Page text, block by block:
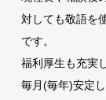
対しても敬語を
です。
福利厚生も充実
毎月(毎年)安定